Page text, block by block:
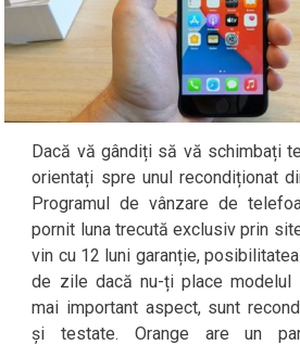
Dacă vă gândiți să vă schimbați
orientați spre unul recondiționat
Programul de vânzare de
pornit luna trecută exclusiv prin
vin cu 12 luni garanție,
de zile dacă nu-ți place
mai important aspect, sunt
și testate. Orange are un